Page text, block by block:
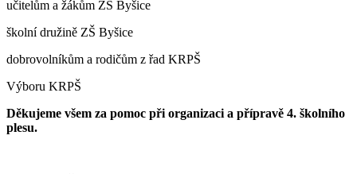
učitelům a žákům ZŠ Byšice
školní družině ZŠ Byšice
dobrovolníkům a rodičům z řad KRPŠ
Výboru KRPŠ
Děkujeme všem za pomoc při organizaci a přípravě 4. školního
plesu.